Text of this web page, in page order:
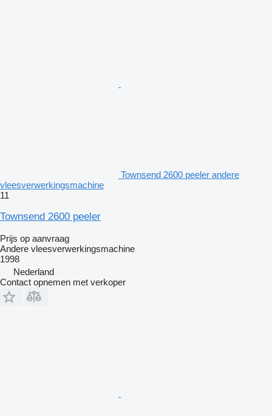
Townsend 2600 peeler andere
vleesverwerkingsmachine
11
Townsend 2600 peeler
Prijs op aanvraag
Andere vleesverwerkingsmachine
1998
Nederland
Contact opnemen met verkoper